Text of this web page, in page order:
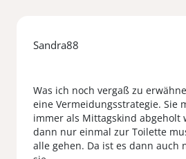
Sandra88
Was ich noch vergaß zu
eine Vermeidungsstrategie. Sie
immer als Mittagskind abgeholt
dann nur einmal zur Toilette
alle gehen. Da ist es dann auch